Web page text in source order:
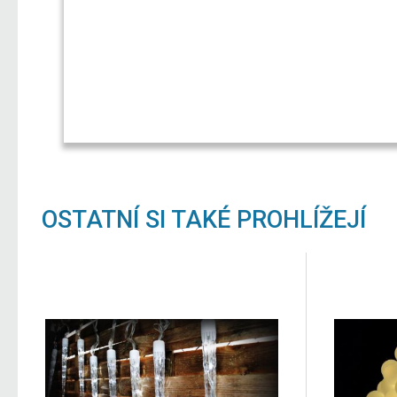
OSTATNÍ SI TAKÉ PROHLÍŽEJÍ